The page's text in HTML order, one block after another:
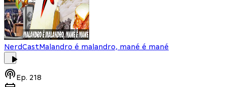
NerdCastMalandro é malandro, mané é mané
Ep. 218